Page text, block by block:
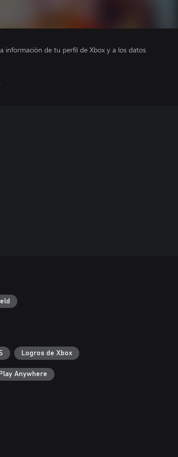
información de tu perfil de Xbox y a los datos
Logros de Xbox
Anywhere